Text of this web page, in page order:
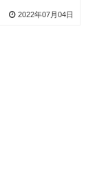
2022年07月04日